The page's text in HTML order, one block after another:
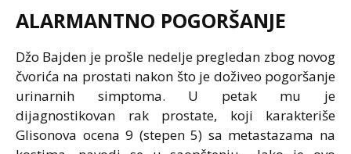
ALARMANTNO POGORŠANJE
Džo Bajden je prošle nedelje pregledan zbog novog
čvorića na prostati nakon što je doživeo pogoršanje
urinarnih simptoma. U petak mu je
dijagnostikovan rak prostate, koji karakteriše
Glisonova ocena 9 (stepen 5) sa metastazama na